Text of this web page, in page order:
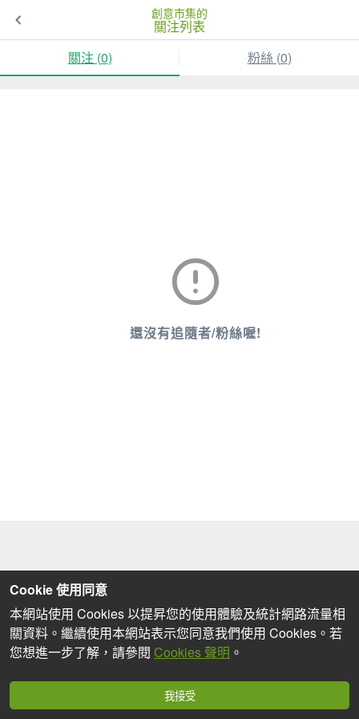
創意市集的
關注列表
關注 (0) 粉絲 (0)
還沒有追隨者/粉絲喔!
Cookie 使用同意
本網站使用 Cookies 以提昇您的使用體驗及統計網路流量相
關資料。繼續使用本網站表示您同意我們使用 Cookies。若
您想進一步了解，請參閱 Cookies 聲明 。
我接受